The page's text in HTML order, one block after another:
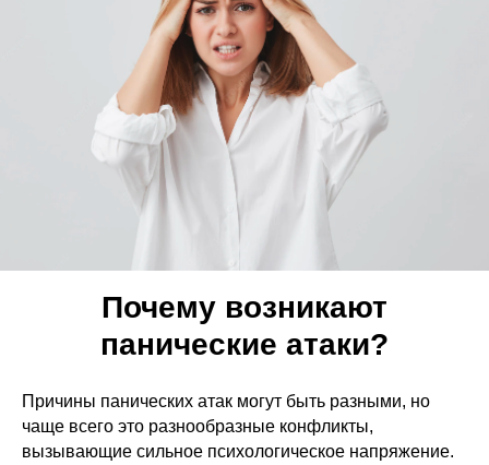
Почему возникают
панические атаки?
Причины панических атак могут быть разными, но
чаще всего это разнообразные конфликты,
вызывающие сильное психологическое напряжение.